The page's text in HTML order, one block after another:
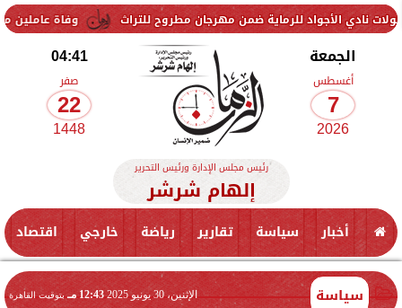
وفاة عاملين متأثرين للرماية ضمن مهرجان مطروح للتراث
الجمعة
أغسطس
7
2026
04:41
صفر
22
1448
رئيس مجلس الإدارة ورئيس التحرير
إلهام شرشر
أخبار سياسة تقارير رياضة خارجي اقتصاد
سياسة الإثنين، 30 يونيو 2025 12:43 مـ بتوقيت القاهرة